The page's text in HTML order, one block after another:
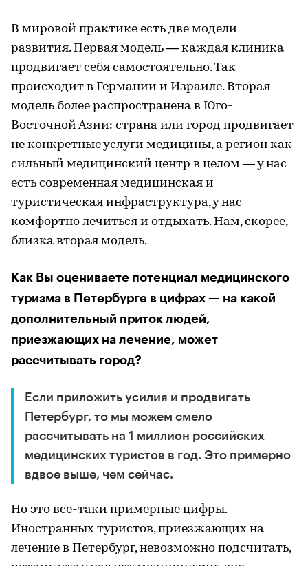
В мировой практике есть две модели
развития. Первая модель — каждая клиника
продвигает себя самостоятельно. Так
происходит в Германии и Израиле. Вторая
модель более распространена в Юго-
Восточной Азии: страна или город продвигает
не конкретные услуги медицины, а регион как
сильный медицинский центр в целом — у нас
есть современная медицинская и
туристическая инфраструктура, у нас
комфортно лечиться и отдыхать. Нам, скорее,
близка вторая модель.
Как Вы оцениваете потенциал медицинского
туризма в Петербурге в цифрах — на какой
дополнительный приток людей,
приезжающих на лечение, может
рассчитывать город?
Если приложить усилия и продвигать
Петербург, то мы можем смело
рассчитывать на 1 миллион российских
медицинских туристов в год. Это примерно
вдвое выше, чем сейчас.
Но это все-таки примерные цифры.
Иностранных туристов, приезжающих на
лечение в Петербург, невозможно подсчитать,